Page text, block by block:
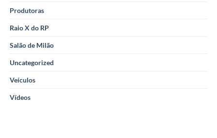
Produtoras
Raio X do RP
Salão de Milão
Uncategorized
Veículos
Vídeos